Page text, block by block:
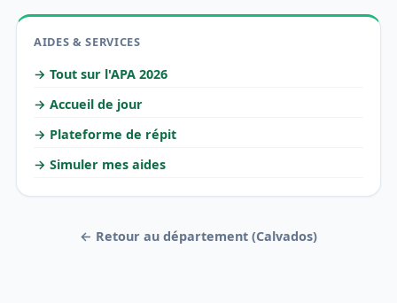
AIDES & SERVICES
→ Tout sur l'APA 2026
→ Accueil de jour
→ Plateforme de répit
→ Simuler mes aides
← Retour au département (Calvados)